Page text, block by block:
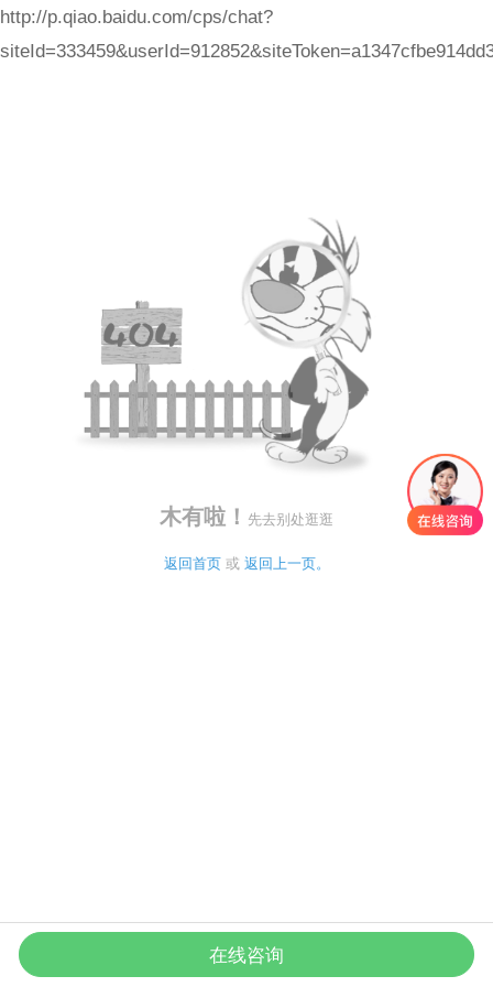
木有啦！ 先去别处逛逛
返回首页 或 返回上一页。
http://p.qiao.baidu.com/cps/chat?
在线咨询